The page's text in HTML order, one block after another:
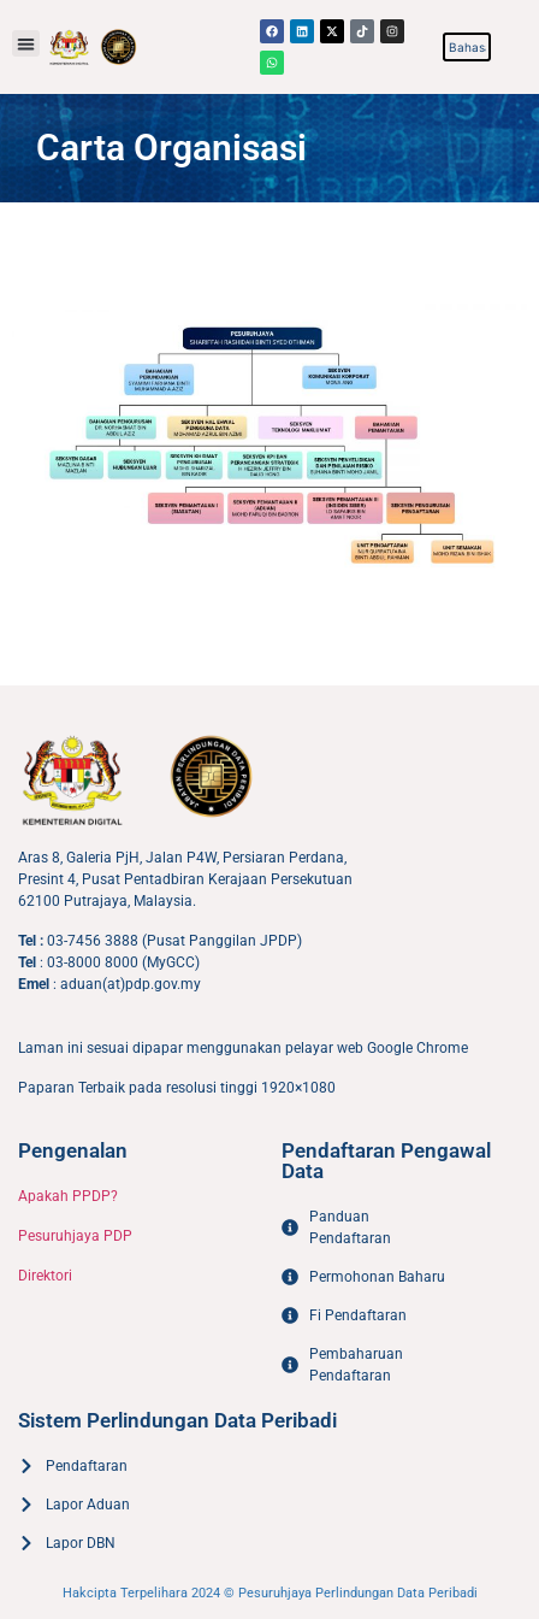
Carta Organisasi
Aras 8, Galeria PjH, Jalan P4W, Persiaran Perdana,
Presint 4, Pusat Pentadbiran Kerajaan Persekutuan
62100 Putrajaya, Malaysia.
Tel : 03-7456 3888 (Pusat Panggilan JPDP)
Tel : 03-8000 8000 (MyGCC)
Emel : aduan(at)pdp.gov.my
Laman ini sesuai dipapar menggunakan pelayar web Google Chrome
Paparan Terbaik pada resolusi tinggi 1920×1080
Pengenalan
Apakah PPDP?
Pesuruhjaya PDP
Direktori
Pendaftaran Pengawal
Data
Panduan
Pendaftaran
Permohonan Baharu
Fi Pendaftaran
Pembaharuan
Pendaftaran
Sistem Perlindungan Data Peribadi
Pendaftaran
Lapor Aduan
Lapor DBN
Hakcipta Terpelihara 2024 © Pesuruhjaya Perlindungan Data Peribadi